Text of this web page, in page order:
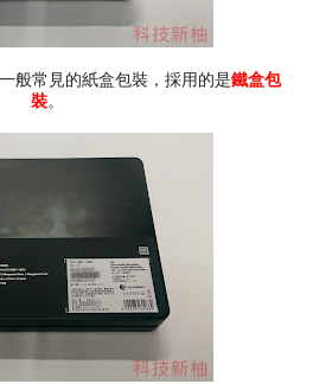
般常見的紙盒包裝，採用的是鐵盒包
裝。